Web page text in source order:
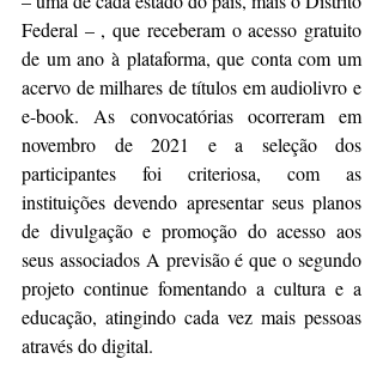
Federal – , que receberam o acesso gratuito
de um ano à plataforma, que conta com um
acervo de milhares de títulos em audiolivro e
e-book. As convocatórias ocorreram em
novembro de 2021 e a seleção dos
participantes foi criteriosa, com as
instituições devendo apresentar seus planos
de divulgação e promoção do acesso aos
seus associados A previsão é que o segundo
projeto continue fomentando a cultura e a
educação, atingindo cada vez mais pessoas
através do digital.